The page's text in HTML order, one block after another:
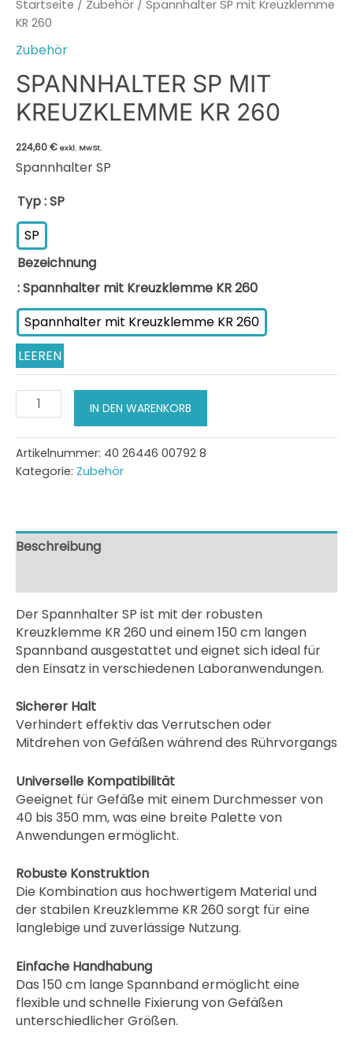
Startseite / Zubehör / Spannhalter SP mit Kreuzklemme
KR 260
Zubehör
SPANNHALTER SP MIT
KREUZKLEMME KR 260
224,60€ exkl. MwSt.
Spannhalter SP
Typ: SP
SP
Bezeichnung
: Spannhalter mit Kreuzklemme KR 260
Spannhalter mit Kreuzklemme KR 260
LEEREN
Spannhalter
SP
mit
Kreuzklemme
KR
IN DEN WARENKORB
Artikelnummer: 40 26446 00792 8
Kategorie: Zubehör
Beschreibung
Der Spannhalter SP ist mit der robusten
Kreuzklemme KR 260 und einem 150 cm langen
Spannband ausgestattet und eignet sich ideal für
den Einsatz in verschiedenen Laboranwendungen.
Sicherer Halt
Verhindert effektiv das Verrutschen oder
Mitdrehen von Gefäßen während des Rührvorgangs
Universelle Kompatibilität
Geeignet für Gefäße mit einem Durchmesser von
40 bis 350 mm, was eine breite Palette von
Anwendungen ermöglicht.
Robuste Konstruktion
Die Kombination aus hochwertigem Material und
der stabilen Kreuzklemme KR 260 sorgt für eine
langlebige und zuverlässige Nutzung.
Einfache Handhabung
Das 150 cm lange Spannband ermöglicht eine
flexible und schnelle Fixierung von Gefäßen
unterschiedlicher Größen.